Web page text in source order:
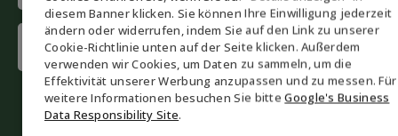
Interested
(erforderlich)
CAPTCHA
AkzeptierenSie Marketing-Cookies, um das Formular
einzureichen
DANISH
GERMAN
NORWEGIAN
SWEDISH
diesem Banner klicken. Sie können Ihre Einwilligung jederzeit
ändern oder widerrufen, indem Sie auf den Link zu unserer
Cookie-Richtlinie unten auf der Seite klicken. Außerdem
verwenden wir Cookies, um Daten zu sammeln, um die
Effektivität unserer Werbung anzupassen und zu messen. Für
weitere Informationen besuchen Sie bitteGoogle's Business
Data Responsibility Site.